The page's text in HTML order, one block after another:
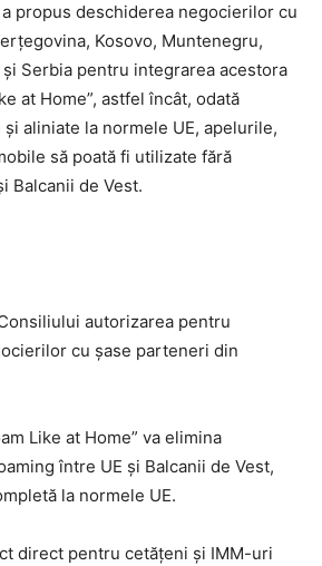
propus deschiderea negocierilor cu
Kosovo, Muntenegru,
Serbia pentru integrarea acestora
at Home”, astfel încât, odată
aliniate la normele UE, apelurile,
să poată fi utilizate fără
Balcanii de Vest.
autorizarea pentru
cu șase parteneri din
Like at Home” va elimina
între UE și Balcanii de Vest,
la normele UE.
direct pentru cetățeni și IMM-uri